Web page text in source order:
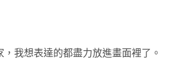
我想表達的都盡力放進畫面裡了。